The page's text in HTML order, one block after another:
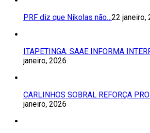
PRF diz que Nikolas não…22 janeiro,
ITAPETINGA: SAAE INFORMA
janeiro, 2026
CARLINHOS SOBRAL REFORÇA
janeiro, 2026